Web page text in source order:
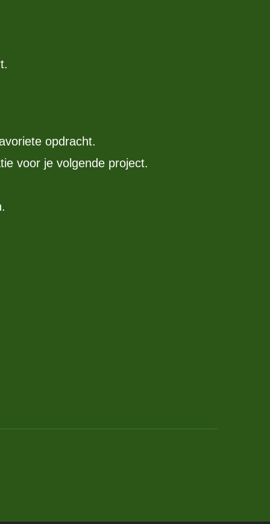
opdracht.
voor je volgende project.